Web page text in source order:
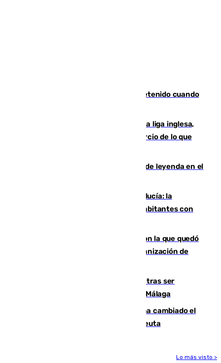
Mata a su expareja en Murcia y es detenido cuando
El Boreham Wood, equipo de la quinta liga inglesa,
rechaza una oferta equivalente a un tercio de lo que
La familia Hernangómez: un legado de leyenda en el
Nuevo récord de población en Andalucía: la
comunidad supera los 8,7 millones de habitantes con
Agrede sexualmente a una mujer con la que quedó
por Instagram: dos años prisión e indemnización de
Un turista de 17 años, hospitalizado tras ser
atropellado a propósito en el Centro de Málaga
De bocadillos a lentejas y pollo: así ha cambiado el
menú de los militares desplegados en Ceuta
Lo más visto >